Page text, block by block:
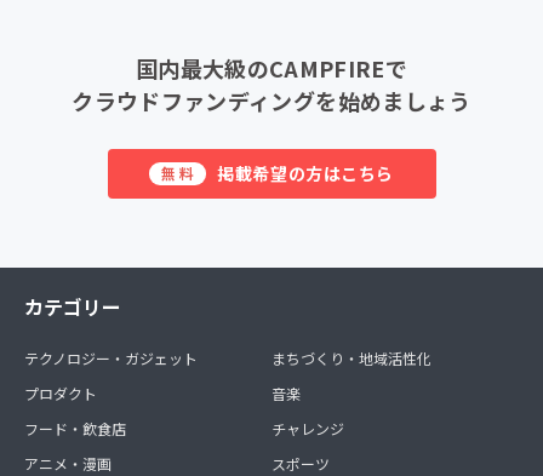
国内最大級のCAMPFIREで
クラウドファンディングを始めましょう
無料 掲載希望の方はこちら
カテゴリー
テクノロジー・ガジェット
プロダクト
フード・飲食店
アニメ・漫画
まちづくり・地域活性化
音楽
チャレンジ
スポーツ